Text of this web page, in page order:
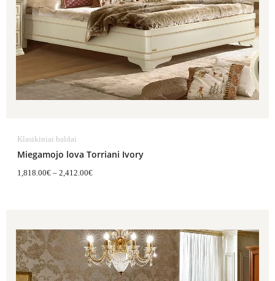
Klasikiniai baldai
Miegamojo lova Torriani Ivory
1,818.00€ – 2,412.00€
2,129.00€
through
2,284.00€